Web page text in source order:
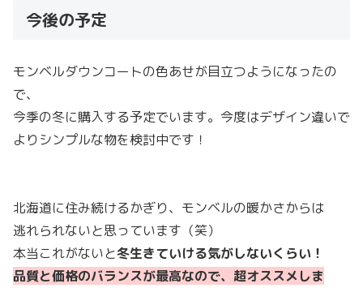
今後の予定
モンベルダウンコートの色あせが目立つようになったの
で、
今季の冬に購入する予定でいます。今度はデザイン違いで
よりシンプルな物を検討中です！
北海道に住み続けるかぎり、モンベルの暖かさからは
逃れられないと思っています（笑）
本当これがないと冬生きていける気がしないくらい！
品質と価格のバランスが最高なので、超オススメしま